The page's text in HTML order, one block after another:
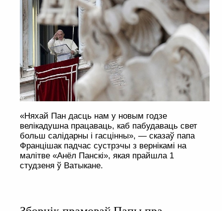
«Няхай Пан дасць нам у новым годзе
велікадушна працаваць, каб пабудаваць свет
больш салідарны і гасцінны», — сказаў папа
Францішак падчас сустрэчы з вернікамі на
малітве «Анёл Панскі», якая прайшла 1
студзеня ў Ватыкане.